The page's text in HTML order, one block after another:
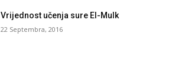
Vrijednost učenja sure El-Mulk
22 Septembra, 2016